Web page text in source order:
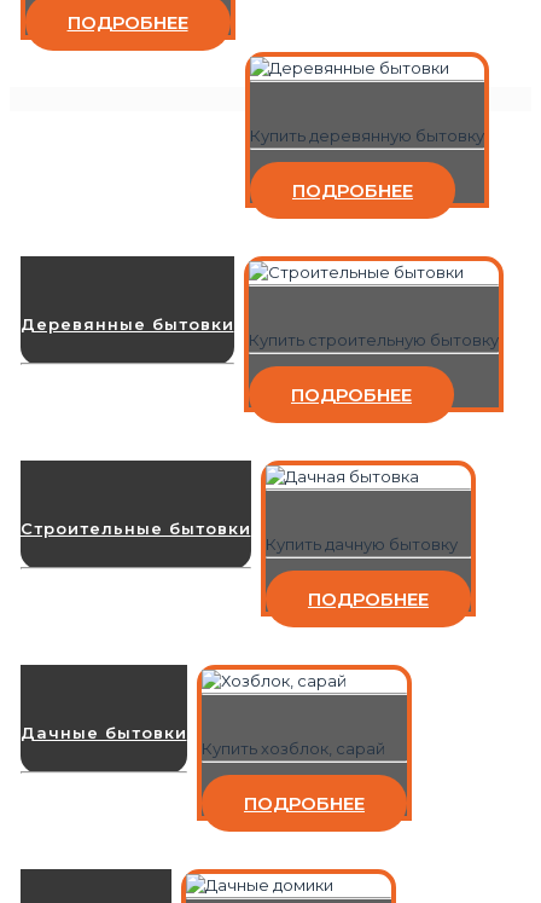
ПОДРОБНЕЕ
Купить деревянную бытовку
ПОДРОБНЕЕ
Деревянные бытовки
Купить строительную бытовку
ПОДРОБНЕЕ
Строительные бытовки
Купить дачную бытовку
ПОДРОБНЕЕ
Дачные бытовки
Купить хозблок, сарай
ПОДРОБНЕЕ